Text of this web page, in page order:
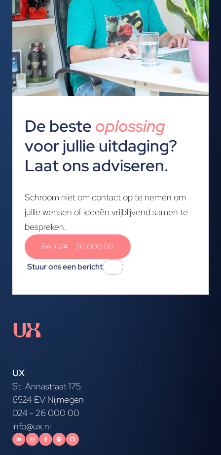
De beste oplossing
voor jullie uitdaging?
Laat ons adviseren.
Schroom niet om contact op te nemen om
jullie wensen of ideeën vrijblijvend samen te
bespreken.
Bel 024 - 26 000 00
Stuur ons een bericht
UX
St. Annastraat 175
6524 EV Nijmegen
024 - 26 000 00
info@ux.nl